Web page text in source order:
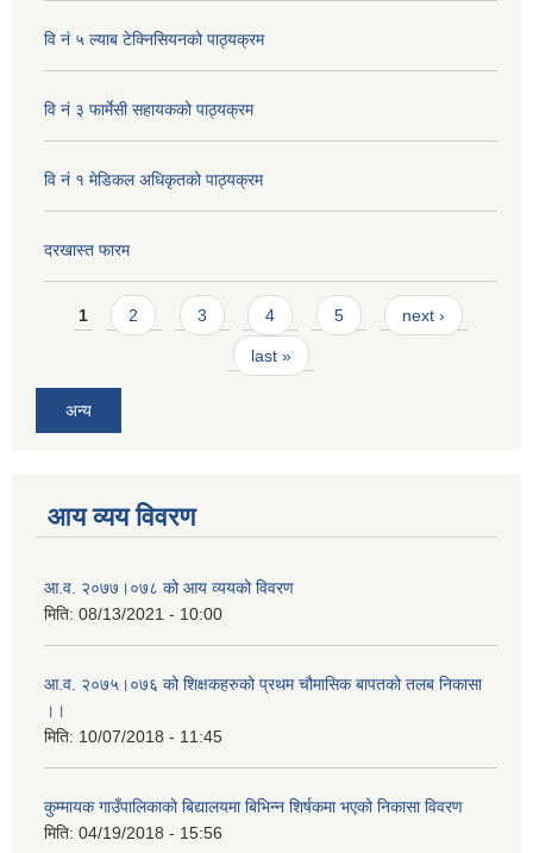
वि नं ५ ल्याब टेक्निसियनको पाठ्यक्रम
वि नं ३ फार्मेसी सहायकको पाठ्यक्रम
वि नं १ मेडिकल अधिकृतको पाठ्यक्रम
दरखास्त फारम
Pages
1 2 3 4 5 next ›
last »
अन्य
आय व्यय विवरण
आ.व. २०७७।०७८ को आय व्ययको विवरण
मिति: 08/13/2021 - 10:00
आ.व. २०७५।०७६ को शिक्षकहरुको प्रथम चौमासिक बापतको तलब निकासा
।।
मिति: 10/07/2018 - 11:45
कुम्मायक गाउँपालिकाको बिद्यालयमा बिभिन्न शिर्षकमा भएको निकासा विवरण
मिति: 04/19/2018 - 15:56